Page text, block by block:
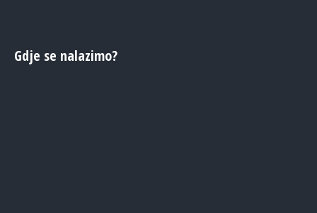
Gdje se nalazimo?